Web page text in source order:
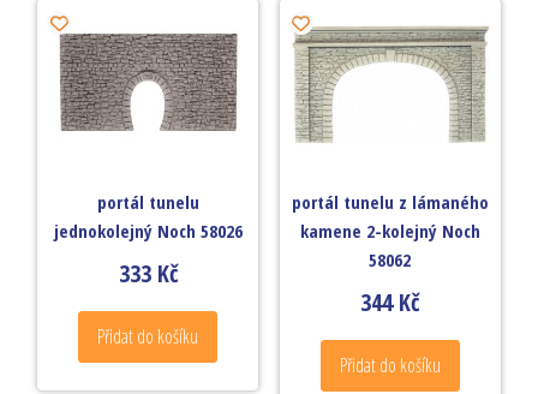
portál tunelu
jednokolejný Noch 58026
333 Kč
Přidat do košíku
portál tunelu z lámaného
kamene 2-kolejný Noch
58062
344Kč
Přidat do košíku